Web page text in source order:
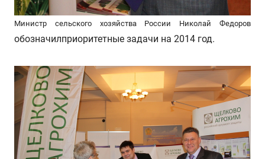
Министр сельского хозяйства России Николай Федоров
обозначилприоритетные задачи на 2014 год.